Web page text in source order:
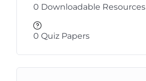
0 Downloadable Resources
0 Quiz Papers